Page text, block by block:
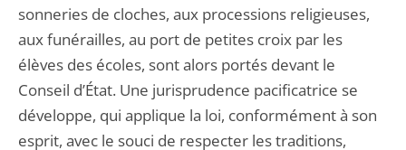
sonneries de cloches, aux processions religieuses,
aux funérailles, au port de petites croix par les
élèves des écoles, sont alors portés devant le
Conseil d’État. Une jurisprudence pacificatrice se
développe, qui applique la loi, conformément à son
esprit, avec le souci de respecter les traditions,